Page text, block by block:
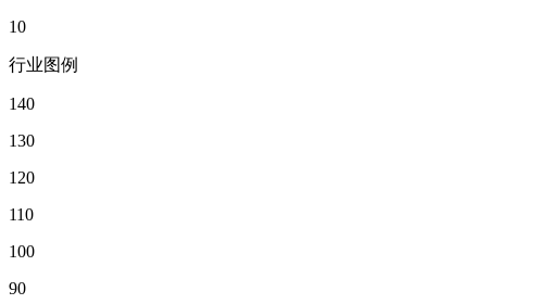
10
行业图例
140
130
120
110
100
90